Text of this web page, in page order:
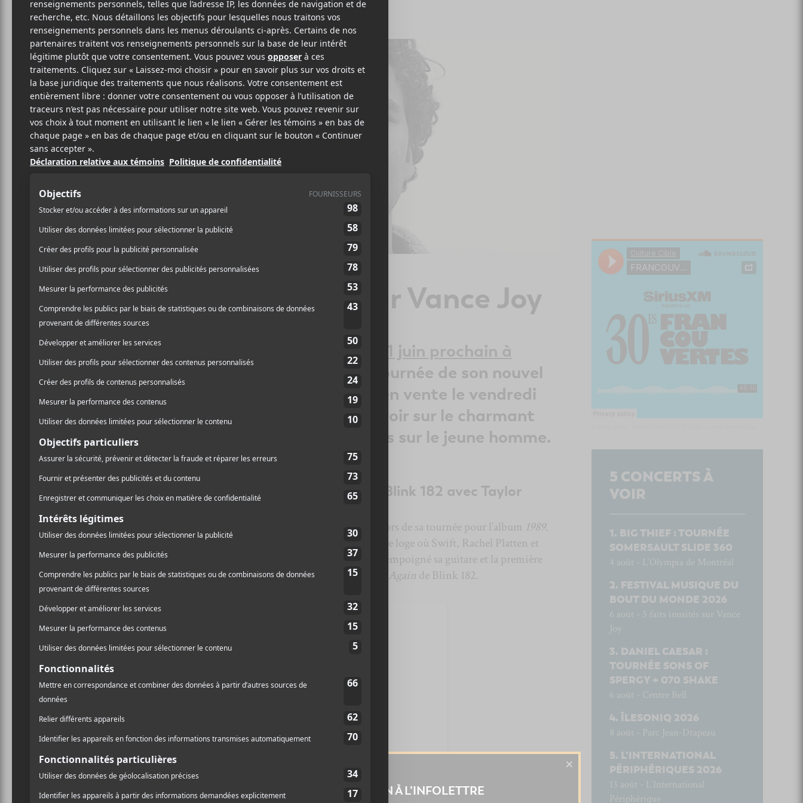
21 FÉVRIER 2018
PARARTICLE
SPONSORISÉ
/ POP
PARTAGER
F
A
C
E
B
O
K
T
W
I
T
T
R
P
A
R
T
A
5 faits inusités sur Vance Joy
Vance Joy sera de passage
le 21 juin prochain à
Montréaldans le cadre de la tournée de son nouvel
album Nation of Two qui sera en vente le vendredi
23 février. Vous croyez tout savoir sur le charmant
Australien? Voici 5 faits inusités sur le jeune homme.
Il a jammé What’s My Age Again de Blink 182 avec Taylor
Taylor Swift lors de sa tournée pour l’album 1989.
Lors d’un spectacle à Pittsburgh, il est arrivé dans une loge où Swift, Rachel Platten et
Kelsea Ballerini chantait des chansons. Il a bien sûr empoigné sa guitare et la première
chanson qui lui est venue en tête estWhat’s My Age Again de Blink 182.
5 CONCERTS À
VOIR
BIG THIEF : TOURNÉE
SOMERSAULT SLIDE 360
4 août - L’Olympia de Montréal
FESTIVAL MUSIQUE DU
BOUT DU MONDE 2026
6 août - 5 faits inusités sur Vance
Joy
DANIEL CAESAR :
TOURNÉE SONS OF
SPERGY + 070 SHAKE
6 août - Centre Bell
ÎLESONIQ 2026
8 août - Parc Jean-Drapeau
L’INTERNATIONAL
PÉRIPHÉRIQUES 2026
13 août - L’International
Périphérique
INSCRIPTION À L’INFOLETTRE
×